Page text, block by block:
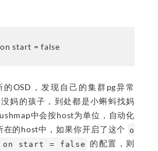
start = false
OSD，发现自己的集群pg异常
妈的孩子，到处都是小蝌蚪找妈
中会按host为单位，自动化
在的host中，如果你开启了这个
o
on start = false
的配置，则